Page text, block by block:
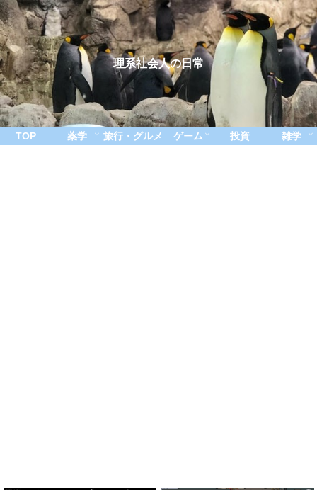
理系社会人の日常
TOP 薬学 旅行・グルメ ゲーム 投資 雑学